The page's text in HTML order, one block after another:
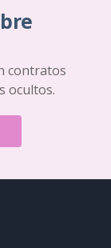
contratos
ocultos.